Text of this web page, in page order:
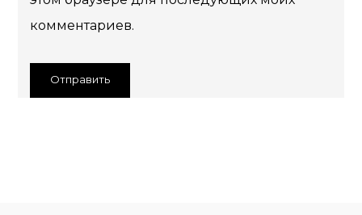
комментариев.